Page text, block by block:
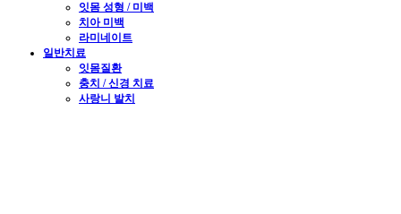
잇몸 성형 / 미백
치아 미백
라미네이트
일반치료
잇몸질환
충치 / 신경 치료
사랑니 발치